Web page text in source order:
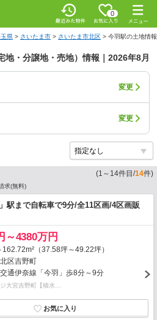
0
県 > さいたま市 > さいたま市北区 > 今羽駅の土地情報
地・分譲地・売地）情報｜2026年8月
変更
変更
(1 ～ 14件目/14件)
求(無料)
駅まで自転車で9分/全11区画/4区画販
～4380万円
162.72m²（37.58坪～49.22坪）
区吉野町
通伊奈線「今羽」歩8分～9分
大宮吉野町【積水…